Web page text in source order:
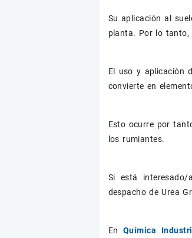
Su aplicación al
planta. Por lo tanto,
El uso y aplicación
convierte en
Esto ocurre por
los rumiantes.
Si está interesado/
despacho de Urea
En Química